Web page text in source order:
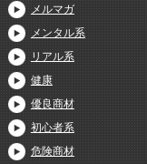
メルマガ
メンタル系
リアル系
健康
優良商材
初心者系
危険商材